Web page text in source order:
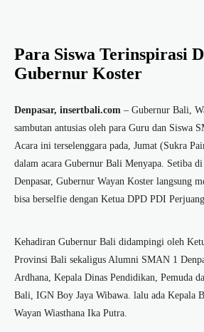
Para Siswa Terinspirasi
Gubernur Koster
Denpasar, insertbali.com – Gubernur Bali,
sambutan antusias oleh para Guru dan Siswa
Acara ini terselenggara pada, Jumat (Sukra
dalam acara Gubernur Bali Menyapa. Setiba
Denpasar, Gubernur Wayan Koster langsung
bisa berselfie dengan Ketua DPD PDI
Kehadiran Gubernur Bali didampingi oleh
Provinsi Bali sekaligus Alumni SMAN 1
Ardhana, Kepala Dinas Pendidikan, Pemuda
Bali, IGN Boy Jaya Wibawa. lalu ada Kepala
Wayan Wiasthana Ika Putra.